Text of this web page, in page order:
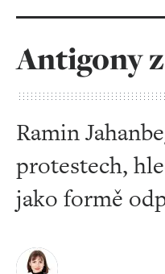
Antigony
Ramin
protestech,
jako formě